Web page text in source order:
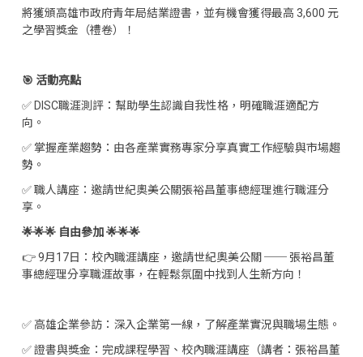
將獲頒高雄市政府青年局結業證書，並有機會獲得最高 3,600 元
之學習獎金（禮卷）！
🎯 活動亮點
✅ DISC職涯測評：幫助學生認識自我性格，明確職涯適配方
向。
✅ 掌握產業趨勢：由各產業實務專家分享真實工作經驗與市場趨
勢。
✅ 職人講座：邀請世紀奧美公關張裕昌董事總經理進行職涯分
享。
🌟🌟🌟 自由參加 🌟🌟🌟
👉 9月17日：校內職涯講座，邀請世紀奧美公關 ── 張裕昌董
事總經理分享職涯故事，在輕鬆氛圍中找到人生新方向！
✅ 高雄企業參訪：深入企業第一線，了解產業實況與職場生態。
✅ 證書與獎金：完成課程學習、校內職涯講座（講者：張裕昌董